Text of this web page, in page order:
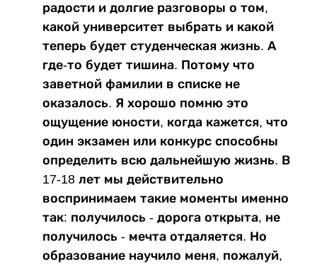
радости и долгие разговоры о том,
какой университет выбрать и какой
теперь будет студенческая жизнь. А
где-то будет тишина. Потому что
заветной фамилии в списке не
оказалось. Я хорошо помню это
ощущение юности, когда кажется, что
один экзамен или конкурс способны
определить всю дальнейшую жизнь. В
17-18 лет мы действительно
воспринимаем такие моменты именно
так: получилось - дорога открыта, не
получилось - мечта отдаляется. Но
образование научило меня, пожалуй,